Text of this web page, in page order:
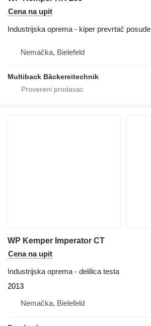
Cena na upit
Industrijska oprema - kiper prevrtač posude
Nemačka, Bielefeld
Multiback Bäckereitechnik
WP Kemper Imperator CT
Cena na upit
Industrijska oprema - delilica testa
2013
Nemačka, Bielefeld